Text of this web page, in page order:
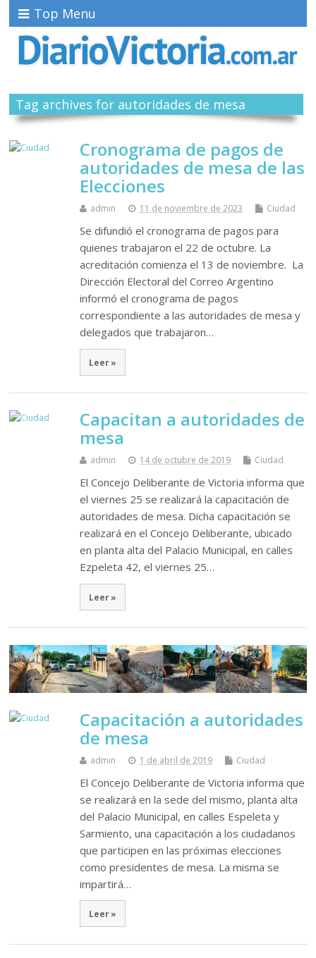
Top Menu
Tag archives for autoridades de mesa
Cronograma de pagos de
autoridades de mesa de las
Elecciones
admin 11 de noviembre de 2023 Ciudad
Se difundió el cronograma de pagos para
quienes trabajaron el 22 de octubre. La
acreditación comienza el 13 de noviembre. La
Dirección Electoral del Correo Argentino
informó el cronograma de pagos
correspondiente a las autoridades de mesa y
delegados que trabajaron…
Leer »
Capacitan a autoridades de
mesa
admin 14 de octubre de 2019 Ciudad
El Concejo Deliberante de Victoria informa que
el viernes 25 se realizará la capacitación de
autoridades de mesa. Dicha capacitación se
realizará en el Concejo Deliberante, ubicado
en planta alta del Palacio Municipal, en calles
Ezpeleta 42, el viernes 25…
Leer »
Capacitación a autoridades
de mesa
admin 1 de abril de 2019 Ciudad
El Concejo Deliberante de Victoria informa que
se realizará en la sede del mismo, planta alta
del Palacio Municipal, en calles Espeleta y
Sarmiento, una capacitación a los ciudadanos
que participen en las próximas elecciones
como presidentes de mesa. La misma se
impartirá…
Leer »